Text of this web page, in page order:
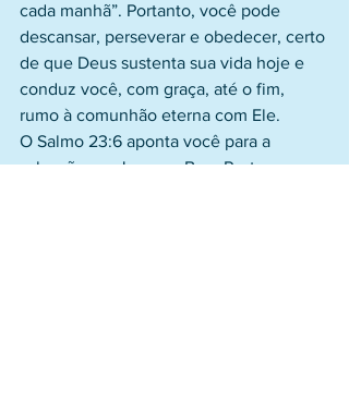
cada manhã”. Portanto, você pode
descansar, perseverar e obedecer, certo
de que Deus sustenta sua vida hoje e
conduz você, com graça, até o fim,
rumo à comunhão eterna com Ele.
O Salmo 23:6 aponta você para a
salvação em Jesus, o Bom Pastor que